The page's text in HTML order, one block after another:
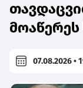
07.08.2026 •